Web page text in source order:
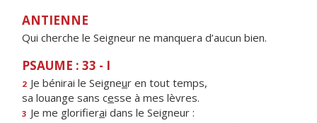
ANTIENNE
Qui cherche le Seigneur ne manquera d’aucun bien.
PSAUME : 33 - I
2 Je bénirai le Seigneur en tout temps,
sa louange sans cesse à mes lèvres.
3 Je me glorifierai dans le Seigneur :